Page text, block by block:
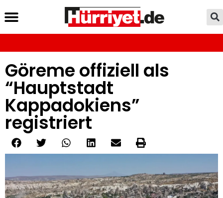
Göreme offiziell als
“Hauptstadt
Kappadokiens”
registriert